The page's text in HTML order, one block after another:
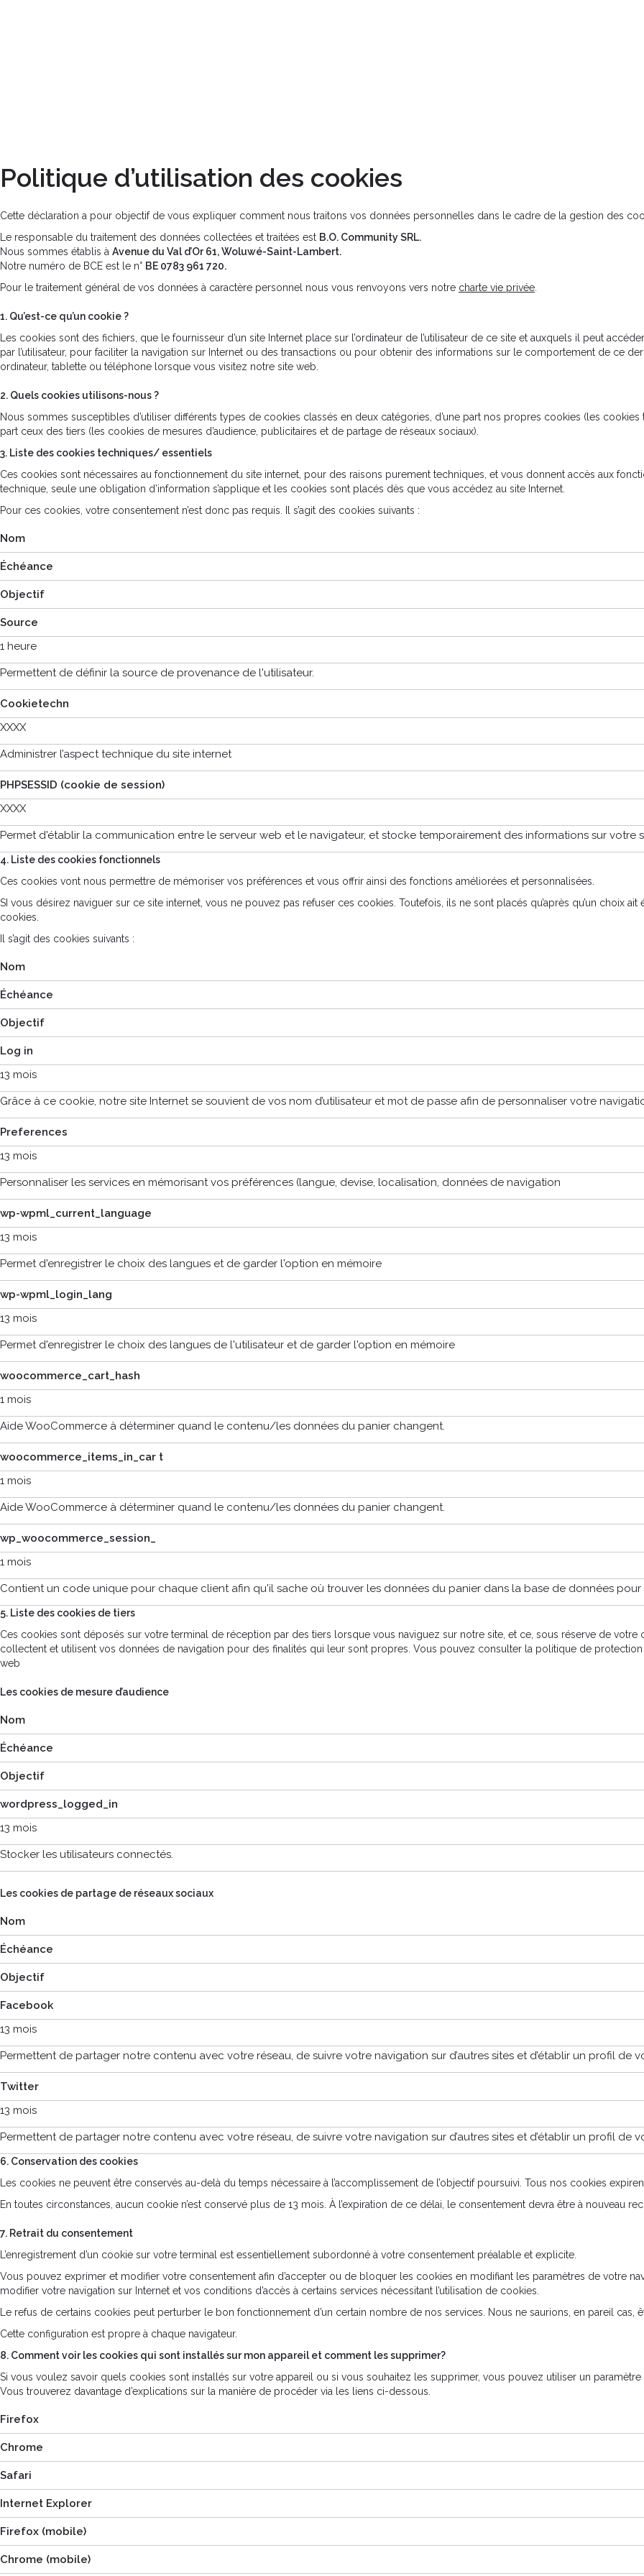
Politique d’utilisation des cookies
Cette déclaration a pour objectif de vous expliquer comment nous traitons vos données personnelles dans le cadre de la gestion des
Le responsable du traitement des données collectées et traitées est B.O. Community SRL.
Nous sommes établis à Avenue du Val d’Or 61, Woluwé-Saint-Lambert.
Notre numéro de BCE est le n° BE 0783 961 720.
Pour le traitement général de vos données à caractère personnel nous vous renvoyons vers notre charte vie privée
1. Qu’est-ce qu’un cookie ?
Les cookies sont des fichiers, que le fournisseur d’un site Internet place sur l’ordinateur de l’utilisateur de ce site et auxquels il peut
par l’utilisateur, pour faciliter la navigation sur Internet ou des transactions ou pour obtenir des informations sur le comportement de ce
ordinateur, tablette ou téléphone lorsque vous visitez notre site web.
2. Quels cookies utilisons-nous ?
Nous sommes susceptibles d’utiliser différents types de cookies classés en deux catégories, d’une part nos propres cookies (les
part ceux des tiers (les cookies de mesures d’audience, publicitaires et de partage de réseaux sociaux).
3. Liste des cookies techniques/ essentiels
Ces cookies sont nécessaires au fonctionnement du site internet, pour des raisons purement techniques, et vous donnent accès aux
technique, seule une obligation d’information s’applique et les cookies sont placés dès que vous accédez au site Internet.
Pour ces cookies, votre consentement n’est donc pas requis. Il s’agit des cookies suivants :
Nom
Échéance
Objectif
Source
1 heure
Permettent de définir la source de provenance de l'utilisateur.
Cookietechn
XXXX
Administrer l’aspect technique du site internet
PHPSESSID (cookie de session)
XXXX
Permet d'établir la communication entre le serveur web et le navigateur, et stocke temporairement des informations sur votre
4. Liste des cookies fonctionnels
Ces cookies vont nous permettre de mémoriser vos préférences et vous offrir ainsi des fonctions améliorées et personnalisées.
SI vous désirez naviguer sur ce site internet, vous ne pouvez pas refuser ces cookies. Toutefois, ils ne sont placés qu’après qu’un choix
cookies.
Il s’agit des cookies suivants :
Nom
Échéance
Objectif
Log in
13 mois
Grâce à ce cookie, notre site Internet se souvient de vos nom d’utilisateur et mot de passe afin de personnaliser votre
Preferences
13 mois
Personnaliser les services en mémorisant vos préférences (langue, devise, localisation, données de navigation
wp-wpml_current_language
13 mois
Permet d'enregistrer le choix des langues et de garder l'option en mémoire
wp-wpml_login_lang
13 mois
Permet d'enregistrer le choix des langues de l'utilisateur et de garder l'option en mémoire
woocommerce_cart_hash
1 mois
Aide WooCommerce à déterminer quand le contenu/les données du panier changent.
woocommerce_items_in_car t
1 mois
Aide WooCommerce à déterminer quand le contenu/les données du panier changent.
wp_woocommerce_session_
1 mois
Contient un code unique pour chaque client afin qu'il sache où trouver les données du panier dans la base de données
5. Liste des cookies de tiers
Ces cookies sont déposés sur votre terminal de réception par des tiers lorsque vous naviguez sur notre site, et ce, sous réserve de votre
collectent et utilisent vos données de navigation pour des finalités qui leur sont propres. Vous pouvez consulter la politique de
web
Les cookies de mesure d’audience
Nom
Échéance
Objectif
wordpress_logged_in
13 mois
Stocker les utilisateurs connectés.
Les cookies de partage de réseaux sociaux
Nom
Échéance
Objectif
Facebook
13 mois
Permettent de partager notre contenu avec votre réseau, de suivre votre navigation sur d’autres sites et d’établir un profil de
Twitter
13 mois
Permettent de partager notre contenu avec votre réseau, de suivre votre navigation sur d’autres sites et d’établir un profil de
6. Conservation des cookies
Les cookies ne peuvent être conservés au-delà du temps nécessaire à l’accomplissement de l’objectif poursuivi. Tous nos cookies
En toutes circonstances, aucun cookie n’est conservé plus de 13 mois. À l’expiration de ce délai, le consentement devra être à nouveau
7. Retrait du consentement
L’enregistrement d’un cookie sur votre terminal est essentiellement subordonné à votre consentement préalable et explicite.
Vous pouvez exprimer et modifier votre consentement afin d’accepter ou de bloquer les cookies en modifiant les paramètres de votre
modifier votre navigation sur Internet et vos conditions d’accès à certains services nécessitant l’utilisation de cookies.
Le refus de certains cookies peut perturber le bon fonctionnement d’un certain nombre de nos services. Nous ne saurions, en pareil
Cette configuration est propre à chaque navigateur.
8. Comment voir les cookies qui sont installés sur mon appareil et comment les supprimer?
Si vous voulez savoir quels cookies sont installés sur votre appareil ou si vous souhaitez les supprimer, vous pouvez utiliser un paramètre
Vous trouverez davantage d’explications sur la manière de procéder via les liens ci-dessous.
Firefox
Chrome
Safari
Internet Explorer
Firefox (mobile)
Chrome (mobile)